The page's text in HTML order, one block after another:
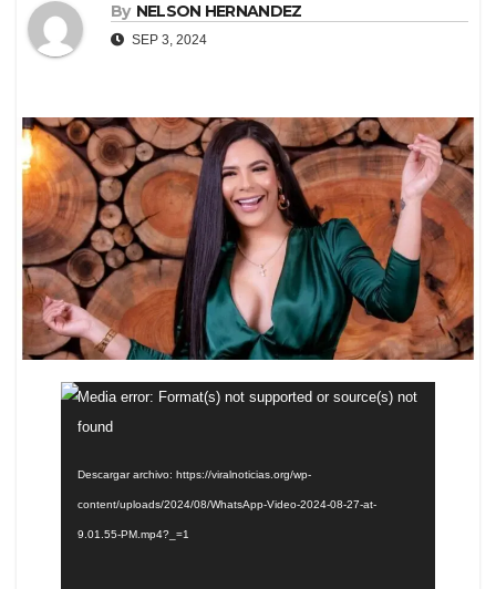
By NELSON HERNANDEZ
SEP 3, 2024
Reproductor
de
Media error: Format(s) not supported or source(s) not
found
Descargar archivo: https://viralnoticias.org/wp-
content/uploads/2024/08/WhatsApp-Video-2024-08-27-at-
9.01.55-PM.mp4?_=1